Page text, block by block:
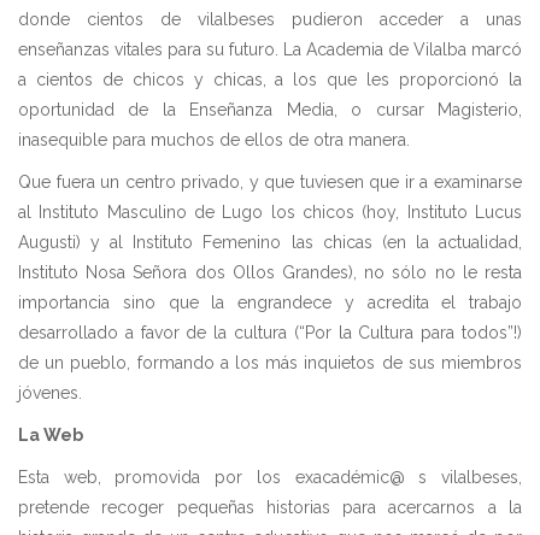
donde cientos de vilalbeses pudieron acceder a unas
enseñanzas vitales para su futuro. La Academia de Vilalba marcó
a cientos de chicos y chicas, a los que les proporcionó la
oportunidad de la Enseñanza Media, o cursar Magisterio,
inasequible para muchos de ellos de otra manera.
Que fuera un centro privado, y que tuviesen que ir a examinarse
al Instituto Masculino de Lugo los chicos (hoy, Instituto Lucus
Augusti) y al Instituto Femenino las chicas (en la actualidad,
Instituto Nosa Señora dos Ollos Grandes), no sólo no le resta
importancia sino que la engrandece y acredita el trabajo
desarrollado a favor de la cultura (“Por la Cultura para todos”!)
de un pueblo, formando a los más inquietos de sus miembros
jóvenes.
La Web
Esta web, promovida por los exacadémic@ s vilalbeses,
pretende recoger pequeñas historias para acercarnos a la